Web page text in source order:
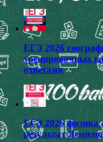
ЕГЭ 2026
тренировочных
ответами
ЕГЭ 2026 физика
результат